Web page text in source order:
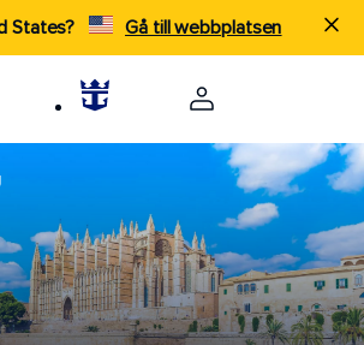
States? Gå till webbplatsen